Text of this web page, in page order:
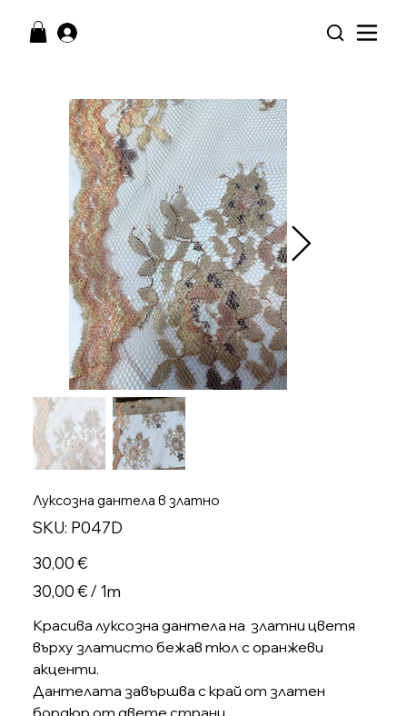
Луксозна дантела в златно
SKU: SKU
P047D
P047D
Цена
30,00 €
30,00 €
на
30,00 € / 1m
Красива луксозна дантела на златни цветя
върху златисто бежав тюл с оранжеви
акценти.
Дантелата завършва с край от златен